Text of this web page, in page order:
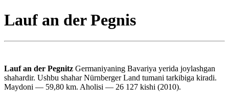
Lauf an der Pegnis
Lauf an der Pegnitz Germaniyaning Bavariya yerida joylashgan
shahardir. Ushbu shahar Nürnberger Land tumani tarkibiga kiradi.
Maydoni — 59,80 km. Aholisi — 26 127 kishi (2010).